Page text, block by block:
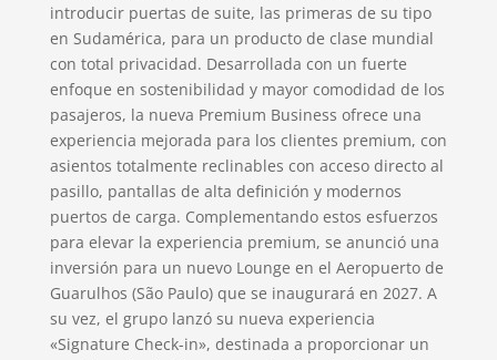
introducir puertas de suite, las primeras de su tipo
en Sudamérica, para un producto de clase mundial
con total privacidad. Desarrollada con un fuerte
enfoque en sostenibilidad y mayor comodidad de los
pasajeros, la nueva Premium Business ofrece una
experiencia mejorada para los clientes premium, con
asientos totalmente reclinables con acceso directo al
pasillo, pantallas de alta definición y modernos
puertos de carga. Complementando estos esfuerzos
para elevar la experiencia premium, se anunció una
inversión para un nuevo Lounge en el Aeropuerto de
Guarulhos (São Paulo) que se inaugurará en 2027. A
su vez, el grupo lanzó su nueva experiencia
«Signature Check-in», destinada a proporcionar un